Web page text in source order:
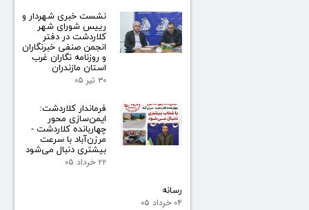
نشست خبری شهردار و
رییس شورای شهر
کلاردشت در دفتر
انجمن صنفی خبرنگاران
و روزنامه نگاران غرب
استان مازندران
۳۰ تیر ۰۵
فرماندار کلاردشت:
ایمن‌سازی محور
چهاربانده کلاردشت -
مرزن‌آباد با سرعت
بیشتری دنبال می‌شود
۲۲ خرداد ۰۵
رسانه
۰۴ خرداد ۰۵